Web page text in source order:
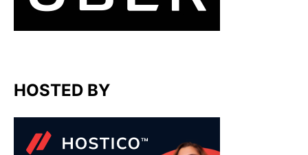
HOSTED BY